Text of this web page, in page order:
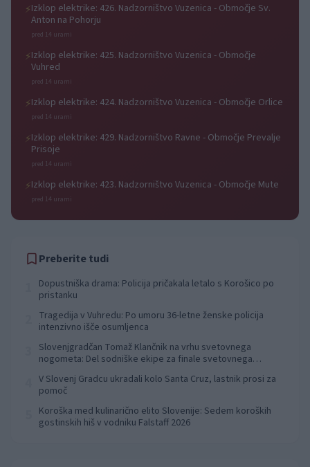
⚡Izklop elektrike: 426. Nadzorništvo Vuzenica - Območje Sv.
Anton na Pohorju
pred 14 urami
⚡Izklop elektrike: 425. Nadzorništvo Vuzenica - Območje
Vuhred
pred 14 urami
⚡Izklop elektrike: 424. Nadzorništvo Vuzenica - Območje Orlice
pred 14 urami
⚡Izklop elektrike: 429. Nadzorništvo Ravne - Območje Prevalje
Prisoje
pred 14 urami
⚡Izklop elektrike: 423. Nadzorništvo Vuzenica - Območje Mute
pred 14 urami
Preberite tudi
Dopustniška drama: Policija pričakala letalo s Korošico po
pristanku
Tragedija v Vuhredu: Po umoru 36-letne ženske policija
intenzivno išče osumljenca
Slovenjgradčan Tomaž Klančnik na vrhu svetovnega
nogometa: Del sodniške ekipe za finale svetovnega
V Slovenj Gradcu ukradali kolo Santa Cruz, lastnik prosi za
pomoč
Koroška med kulinarično elito Slovenije: Sedem koroških
gostinskih hiš v vodniku Falstaff 2026